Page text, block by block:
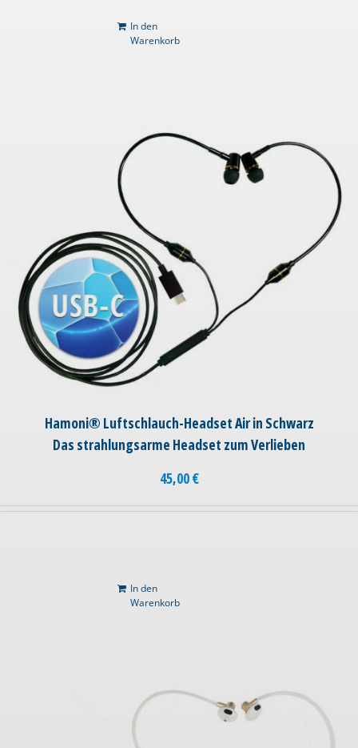
In den
Warenkorb
Hamoni® Luftschlauch-Headset Air in Schwarz
Das strahlungsarme Headset zum Verlieben
45,00€
In den
Warenkorb